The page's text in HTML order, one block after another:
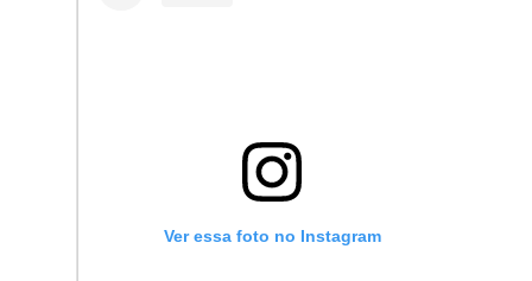
Ver essa foto no Instagram